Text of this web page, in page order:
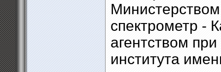
спектрометр -
агентством
института